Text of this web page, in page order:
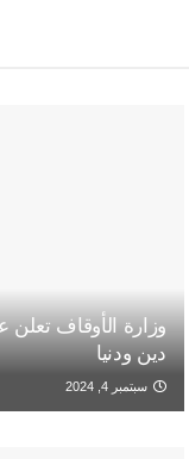
وزارة الأوقاف تعلن
دين ودنيا
سبتمبر 4, 2024